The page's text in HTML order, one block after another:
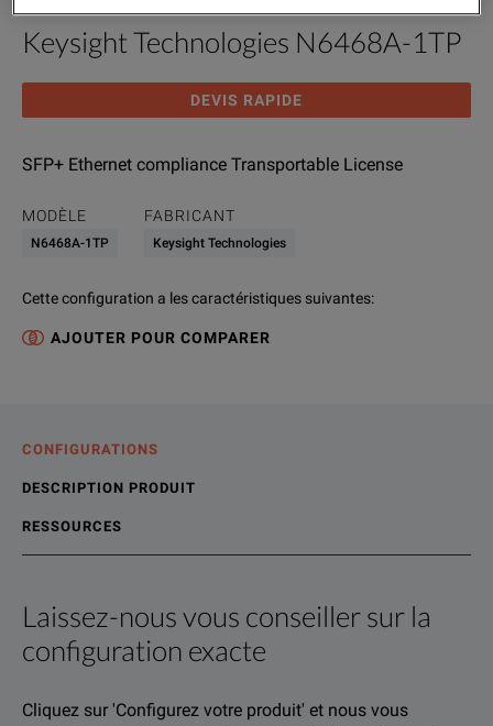
Keysight Technologies N6468A-1TP
DEVIS RAPIDE
SFP+ Ethernet compliance Transportable License
MODÈLE
N6468A-1TP
FABRICANT
Keysight Technologies
Cette configuration a les caractéristiques suivantes:
AJOUTER POUR COMPARER
CONFIGURATIONS
DESCRIPTION PRODUIT
RESSOURCES
Laissez-nous vous conseiller sur la
configuration exacte
Cliquez sur 'Configurez votre produit' et nous vous
Description produit
If you would like to know more, pleaseget in touch
Ressources
Si vous désirez en savoir plus, merci prendre contact avec